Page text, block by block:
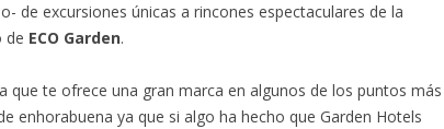
de excursiones únicas a rincones espectaculares de la
de ECO Garden.
que te ofrece una gran marca en algunos de los puntos más
enhorabuena ya que si algo ha hecho que Garden Hotels